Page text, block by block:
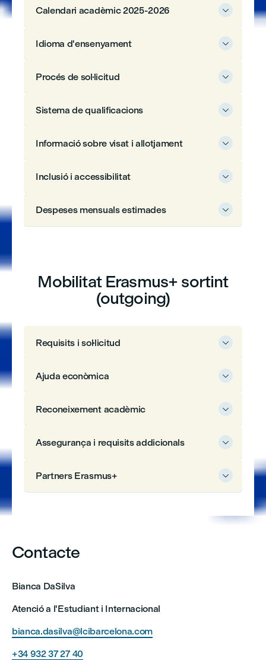

Calendari acadèmic 2025-2026

Idioma d'ensenyament

Procés de sol·licitud

Sistema de qualificacions

Informació sobre visat i allotjament

Inclusió i accessibilitat

Despeses mensuals estimades
Mobilitat Erasmus+ sortint
(outgoing)

Requisits i sol·licitud

Ajuda econòmica

Reconeixement acadèmic

Assegurança i requisits addicionals

Partners Erasmus+
Contacte
Bianca DaSilva
Atenció a l'Estudiant i Internacional
bianca.dasilva@lcibarcelona.com
+34 932 37 27 40